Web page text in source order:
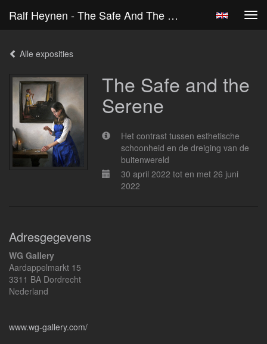
Ralf Heynen - The Safe And The Serene
Alle exposities
The Safe and the
Serene
Het contrast tussen esthetische
schoonheid en de dreiging van de
buitenwereld
30 april 2022 tot en met 26 juni
2022
Adresgegevens
WG Gallery
Aardappelmarkt 15
3311 BA Dordrecht
Nederland
www.wg-gallery.com/